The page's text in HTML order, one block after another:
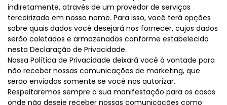
indiretamente, através de um provedor de serviços
terceirizado em nosso nome. Para isso, você terá opções
sobre quais dados você desejará nos fornecer, cujos dados
serão coletados e armazenados conforme estabelecido
nesta Declaração de Privacidade.
Nossa Política de Privacidade deixará você à vontade para
não receber nossas comunicações de marketing, que
serão enviadas somente se você nos autorizar.
Respeitaremos sempre a sua manifestação para os casos
onde não deseje receber nossas comunicações como